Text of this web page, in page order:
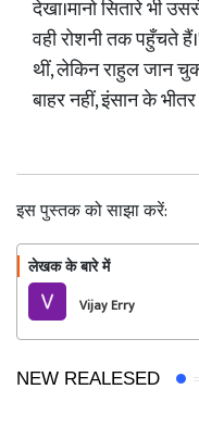
देखा।मानो सितारे भी
वही रोशनी तक पहुँचते
थीं, लेकिन राहुल जान
बाहर नहीं, इंसान के
इस पुस्तक को साझा करें:
लेखक के बारे में
Vijay Erry
NEW REALESED